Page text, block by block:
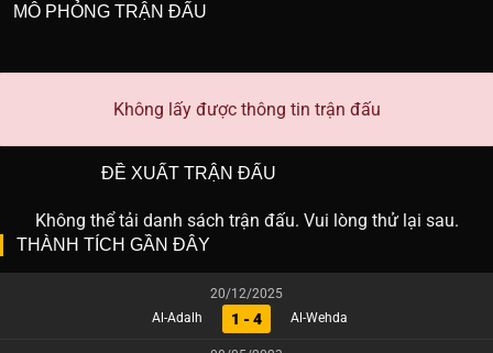
MÔ PHỎNG TRẬN ĐẤU
Không lấy được thông tin trận đấu
ĐỀ XUẤT TRẬN ĐẤU
Không thể tải danh sách trận đấu. Vui lòng thử lại sau.
THÀNH TÍCH GẦN ĐÂY
20/12/2025
Al-Adalh
1 - 4 Al-Wehda